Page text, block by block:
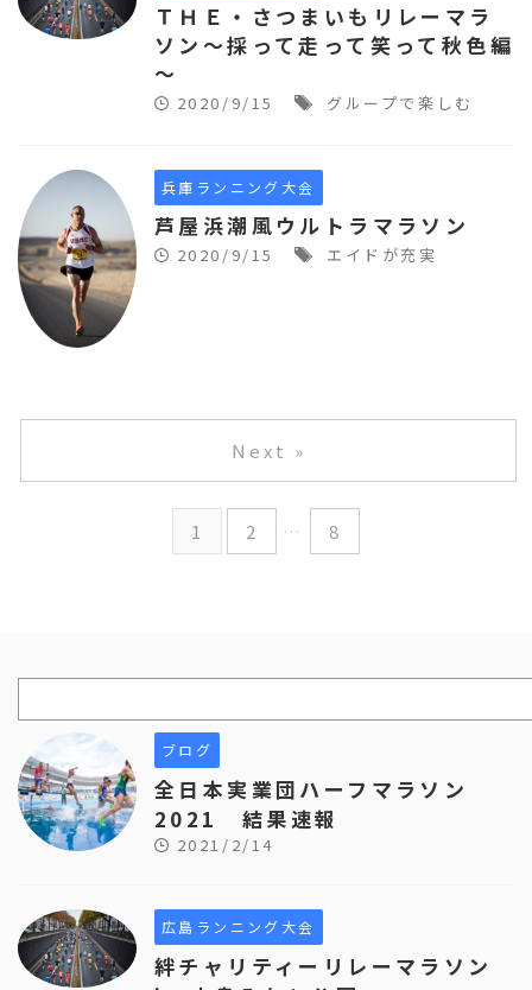
ＴＨＥ・さつまいもリレーマラ
ソン～採って走って笑って秋色編
～
2020/9/15 グループで楽しむ
兵庫ランニング大会
芦屋浜潮風ウルトラマラソン
2020/9/15 エイドが充実
1 2 … 8
Next »
ブログ
全日本実業団ハーフマラソン
2021 結果速報
2021/2/14
広島ランニング大会
絆チャリティーリレーマラソン